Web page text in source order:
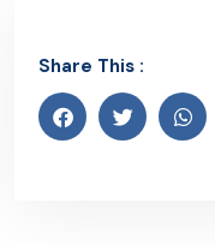
Share This :